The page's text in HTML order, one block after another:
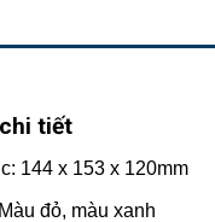
tiết
144 x 153 x 120mm
đỏ, màu xanh